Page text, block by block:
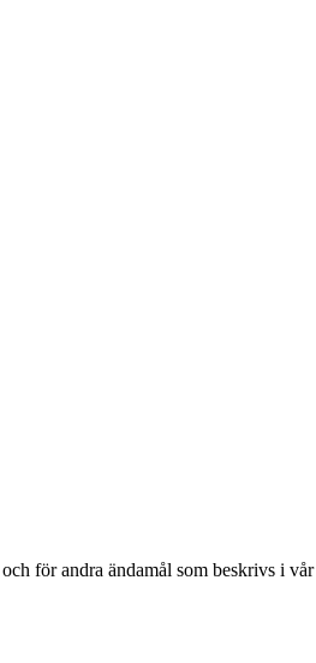
för andra ändamål som beskrivs i vår